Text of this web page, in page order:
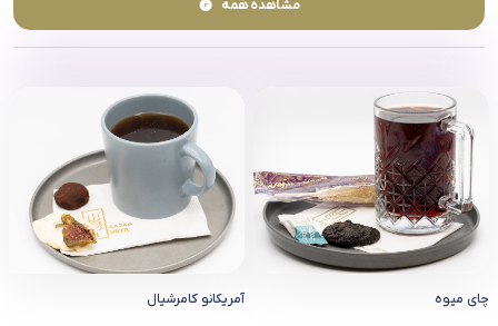
مشاهده همه
چای میوه آمریکانو کامرشیال